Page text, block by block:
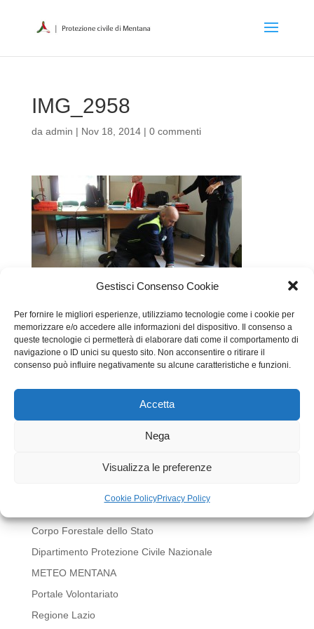
Gestisci Consenso Cookie
Per fornire le migliori esperienze, utilizziamo tecnologie come i cookie per
memorizzare e/o accedere alle informazioni del dispositivo. Il consenso a
queste tecnologie ci permetterà di elaborare dati come il comportamento di
navigazione o ID unici su questo sito. Non acconsentire o ritirare il
consenso può influire negativamente su alcune caratteristiche e funzioni.
Accetta
Nega
Visualizza le preferenze
Cookie PolicyPrivacy Policy
IMG_2958
da admin | Nov 18, 2014| 0 commenti
per inviare un commento.
Corpo Forestale dello Stato
Dipartimento Protezione Civile Nazionale
METEO MENTANA
Portale Volontariato
Regione Lazio